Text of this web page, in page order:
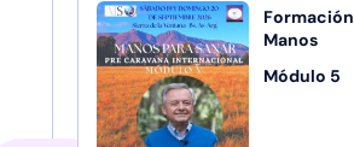
Formación
Manos
Módulo 5